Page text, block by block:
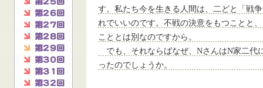
す。私たち今を生きる人間は、二どと「戦
れでいいのです。不戦の決意をもつことと
こととは別なのですから。
でも、それならばなぜ、NさんはN家二代
ったのでしょうか。